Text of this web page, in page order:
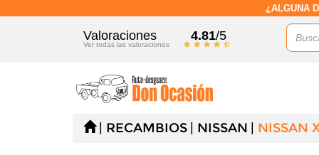
¿ALGUNA
Valoraciones
Ver todas las valoraciones
4.81/5
RECAMBIOS NISSAN NISSAN